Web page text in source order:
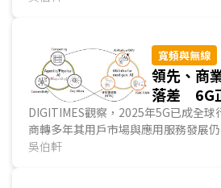
寬頻與無線
領先、商
落差 6G
水管」的
DIGITIMES觀察，2025年5G已成全球
商轉多年其用戶市場與應用服務發展
準雖已邁入5G-Advanced (5.5G)世代
吳伯軒